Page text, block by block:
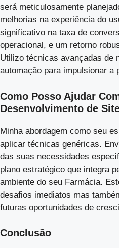
será meticulosamente
melhorias na experiência do
significativo na taxa de
operacional, e um retorno
Utilizo técnicas avançadas de
automação para impulsionar a
Como Posso Ajudar
Desenvolvimento de
Minha abordagem como seu
aplicar técnicas genéricas.
das suas necessidades
plano estratégico que integra
ambiente do seu Farmácia.
desafios imediatos mas
futuras oportunidades de
Conclusão